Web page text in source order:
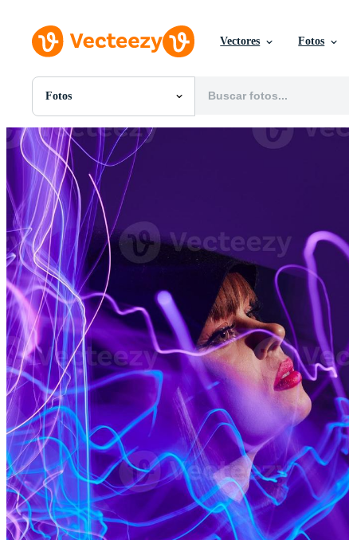
Vectores Fotos
Fotos
Todas Imágenes
Fotos
PNGs
PSDs
SVGs
Plantillas
Vectores
Videos
Gráficos en Movimiento
Imágenes Editoriales
Eventos Editoriales